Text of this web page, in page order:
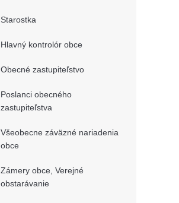
Starostka
Hlavný kontrolór obce
Obecné zastupiteľstvo
Poslanci obecného
zastupiteľstva
Všeobecne záväzné nariadenia
obce
Zámery obce, Verejné
obstarávanie